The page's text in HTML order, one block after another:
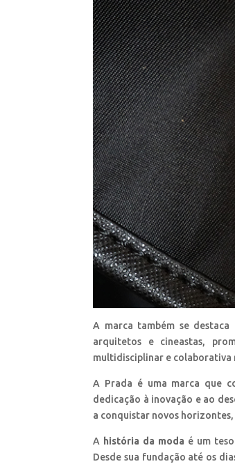
A marca também se
arquitetos e cineastas,
multidisciplinar e colaborativa
A Prada é uma marca que
dedicação à inovação e ao
a conquistar novos
A história da moda é um
Desde sua fundação até os